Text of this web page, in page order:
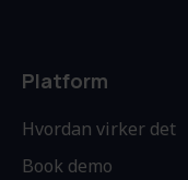
Platform
Hvordan virker det
Book demo